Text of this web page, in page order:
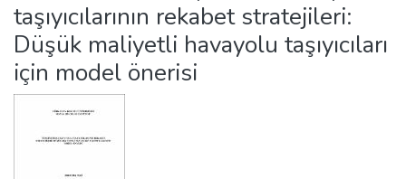
taşıyıcılarının rekabet stratejileri:
Düşük maliyetli havayolu taşıyıcıları
için model önerisi